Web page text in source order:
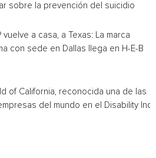
sobre la prevención del suicidio
vuelve a casa, a Texas: La marca
con sede en Dallas llega en H-E-B
of California, reconocida una de las
del mundo en el Disability